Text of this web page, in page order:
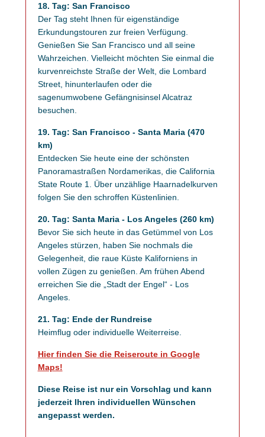
18. Tag: San Francisco
Der Tag steht Ihnen für eigenständige
Erkundungstouren zur freien Verfügung.
Genießen Sie San Francisco und all seine
Wahrzeichen. Vielleicht möchten Sie einmal die
kurvenreichste Straße der Welt, die Lombard
Street, hinunterlaufen oder die
sagenumwobene Gefängnisinsel Alcatraz
besuchen.
19. Tag: San Francisco - Santa Maria (470
km)
Entdecken Sie heute eine der schönsten
Panoramastraßen Nordamerikas, die California
State Route 1. Über unzählige Haarnadelkurven
folgen Sie den schroffen Küstenlinien.
20. Tag: Santa Maria - Los Angeles (260 km)
Bevor Sie sich heute in das Getümmel von Los
Angeles stürzen, haben Sie nochmals die
Gelegenheit, die raue Küste Kaliforniens in
vollen Zügen zu genießen. Am frühen Abend
erreichen Sie die „Stadt der Engel“ - Los
Angeles.
21. Tag: Ende der Rundreise
Heimflug oder individuelle Weiterreise.
Hier finden Sie die Reiseroute in Google
Maps!
Diese Reise ist nur ein Vorschlag und kann
jederzeit Ihren individuellen Wünschen
angepasst werden.